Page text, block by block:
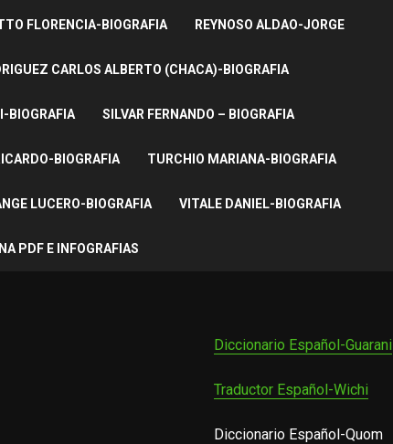
FLORENCIA-BIOGRAFIA REYNOSO ALDAO-JORGE
CARLOS ALBERTO (CHACA)-BIOGRAFIA
BIOGRAFIA SILVAR FERNANDO – BIOGRAFIA
BIOGRAFIA TURCHIO MARIANA-BIOGRAFIA
LUCERO-BIOGRAFIA VITALE DANIEL-BIOGRAFIA
PDF E INFOGRAFIAS
Diccionario Español-Guarani
Traductor Español-Wichi
Diccionario Español-Quom